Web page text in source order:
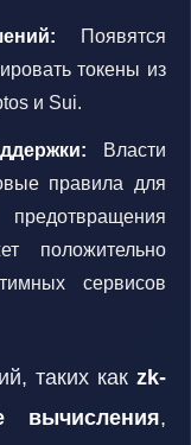
Появятся
токены из
и Sui.
Власти
правила для
положительно
сервисов
таких как zk-
вычисления,